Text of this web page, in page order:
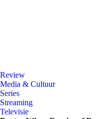
Review
Media & Cultuur
Series
Streaming
Televisie